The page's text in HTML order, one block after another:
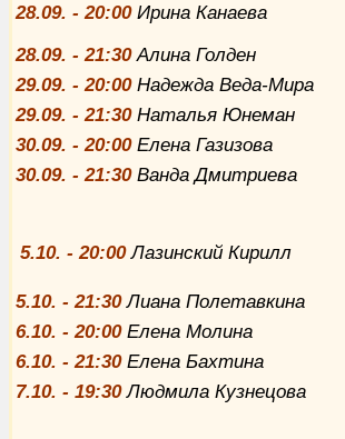
28.09. - 20:00 Ирина Канаева
28.09. - 21:30Алина Голден
29.09. - 20:00 Надежда Веда-Мира
29.09. - 21:30 Наталья Юнеман
30.09. - 20:00 Елена Газизова
30.09. - 21:30 Ванда Дмитриева
5.10. -20:00Лазинский Кирилл
5.10. - 21:30 Лиана Полетавкина
6.10. - 20:00 Елена Молина
6.10. - 21:30 Елена Бахтина
7.10. - 19:30Людмила Кузнецова